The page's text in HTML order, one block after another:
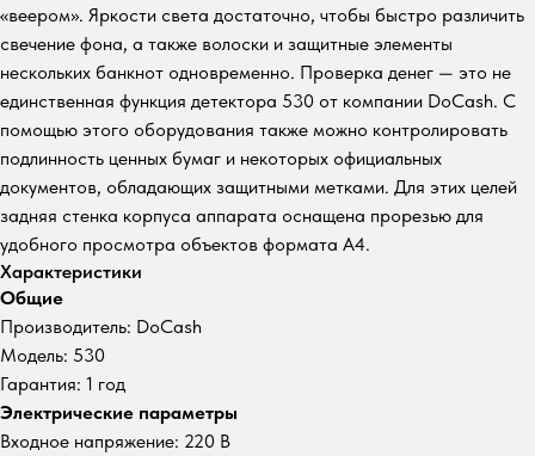
«веером». Яркости света достаточно, чтобы быстро различить
свечение фона, а также волоски и защитные элементы
нескольких банкнот одновременно. Проверка денег — это не
единственная функция детектора 530 от компании DoCash. С
помощью этого оборудования также можно контролировать
подлинность ценных бумаг и некоторых официальных
документов, обладающих защитными метками. Для этих целей
задняя стенка корпуса аппарата оснащена прорезью для
удобного просмотра объектов формата А4.
Характеристики
Общие
Производитель: DoCash
Модель: 530
Гарантия: 1 год
Электрические параметры
Входное напряжение: 220 В